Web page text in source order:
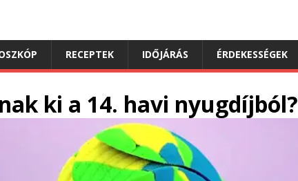
RECEPTEK IDŐJÁRÁS ÉRDEKESSÉGEK
ki a 14. havi nyugdíjból?